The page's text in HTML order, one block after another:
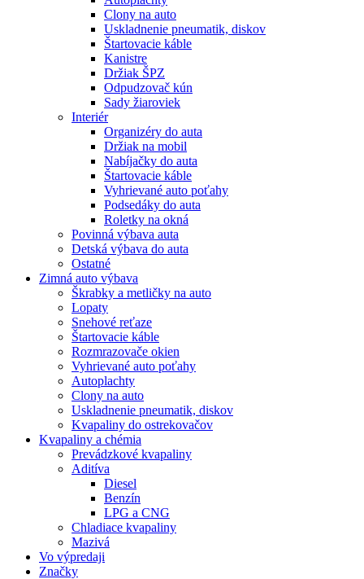
Clony na auto
Uskladnenie pneumatik, diskov
Štartovacie káble
Kanistre
Držiak ŠPZ
Odpudzovač kún
Sady žiaroviek
Interiér
Organizéry do auta
Držiak na mobil
Nabíjačky do auta
Štartovacie káble
Vyhrievané auto poťahy
Podsedáky do auta
Roletky na okná
Povinná výbava auta
Detská výbava do auta
Ostatné
Zimná auto výbava
Škrabky a metličky na auto
Lopaty
Snehové reťaze
Štartovacie káble
Rozmrazovače okien
Vyhrievané auto poťahy
Autoplachty
Clony na auto
Uskladnenie pneumatik, diskov
Kvapaliny do ostrekovačov
Kvapaliny a chémia
Prevádzkové kvapaliny
Aditíva
Diesel
Benzín
LPG a CNG
Chladiace kvapaliny
Mazivá
Vo výpredaji
Značky